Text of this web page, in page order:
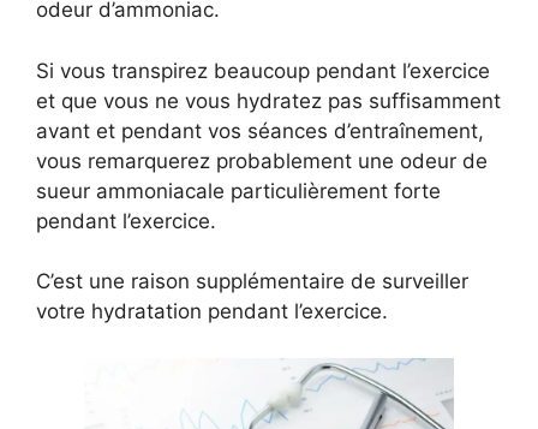
odeur d’ammoniac.
Si vous transpirez beaucoup pendant l’exercice
et que vous ne vous hydratez pas suffisamment
avant et pendant vos séances d’entraînement,
vous remarquerez probablement une odeur de
sueur ammoniacale particulièrement forte
pendant l’exercice.
C’est une raison supplémentaire de surveiller
votre hydratation pendant l’exercice.